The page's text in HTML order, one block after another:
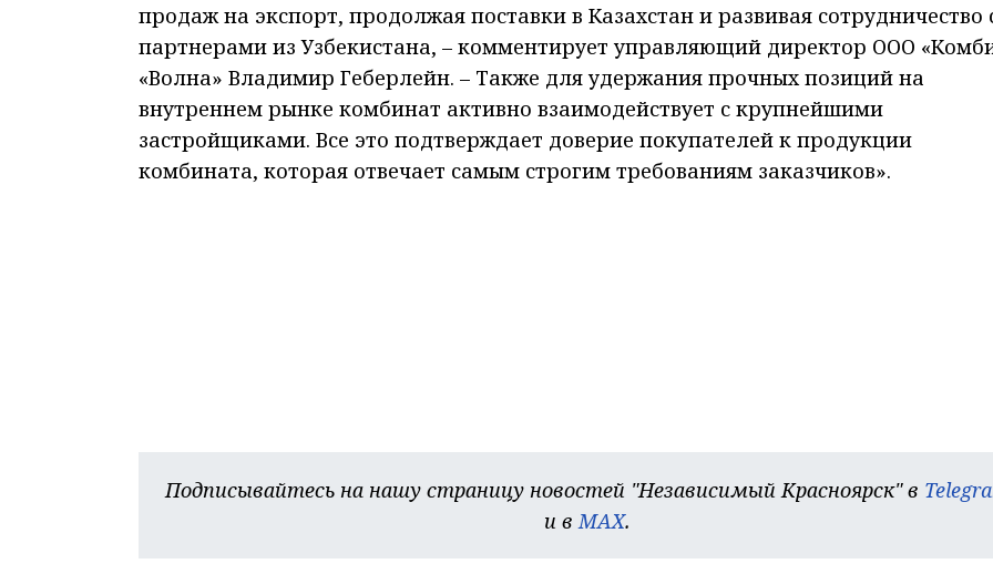
продаж на экспорт, продолжая поставки в Казахстан и развивая сотрудничество
партнерами из Узбекистана, – комментирует управляющий директор ООО
«Волна» Владимир Геберлейн. – Также для удержания прочных позиций на
внутреннем рынке комбинат активно взаимодействует с крупнейшими
застройщиками. Все это подтверждает доверие покупателей к продукции
комбината, которая отвечает самым строгим требованиям заказчиков».
Подписывайтесь на нашу страницу новостей "Независимый Красноярск" в
и вMAX.